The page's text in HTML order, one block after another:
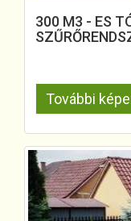
300 M3 - ES
További